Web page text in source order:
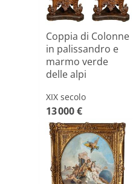
Coppia di Colonne
in palissandro e
marmo verde
delle alpi
XIX secolo
13 000 €